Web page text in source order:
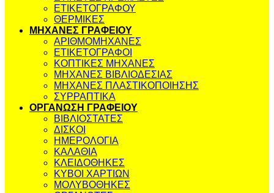
ΕΤΙΚΕΤΟΓΡΑΦΟΥ
ΘΕΡΜΙΚΕΣ
ΜΗΧΑΝΕΣ ΓΡΑΦΕΙΟΥ
ΑΡΙΘΜΟΜΗΧΑΝΕΣ
ΕΤΙΚΕΤΟΓΡΑΦΟΙ
ΚΟΠΤΙΚΕΣ ΜΗΧΑΝΕΣ
ΜΗΧΑΝΕΣ ΒΙΒΛΙΟΔΕΣΙΑΣ
ΜΗΧΑΝΕΣ ΠΛΑΣΤΙΚΟΠΟΙΗΣΗΣ
ΣΥΡΡΑΠΤΙΚΑ
ΟΡΓΑΝΩΣΗ ΓΡΑΦΕΙΟΥ
ΒΙΒΛΙΟΣΤΑΤΕΣ
ΔΙΣΚΟΙ
ΗΜΕΡΟΛΟΓΙΑ
ΚΑΛΑΘΙΑ
ΚΛΕΙΔΟΘΗΚΕΣ
ΚΥΒΟΙ ΧΑΡΤΙΩΝ
ΜΟΛΥΒΟΘΗΚΕΣ